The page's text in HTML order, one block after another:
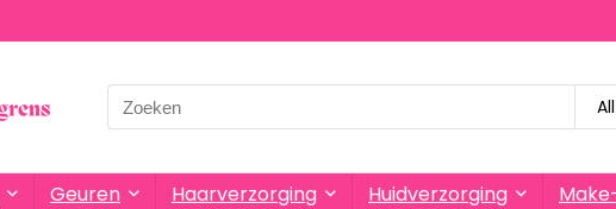
Geuren Haarverzorging Huidverzorging